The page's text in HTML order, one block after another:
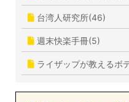
台湾人研究所(46)
週末快楽手冊(5)
ライザップが教えるボ